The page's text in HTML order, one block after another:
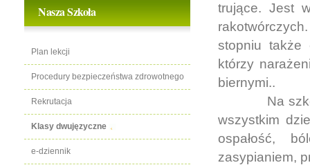
trujące. Jest
stopniu także
którzy
biernymi..
Na
wszystkim
ospałość,
zasypianiem,
Nasza Szkoła
Plan lekcji
Procedury bezpieczeństwa zdrowotnego
Rekrutacja
Klasy dwujęzyczne
e-dziennik